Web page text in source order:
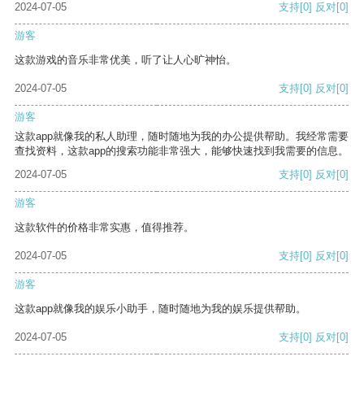
2024-07-05
支持[0] 反对[0]
游客
这款游戏的音乐非常优美，听了让人心旷神怡。
2024-07-05 支持[0] 反对[0]
游客
这款app就像我的私人助理，随时随地为我的办公提供帮助。我经常需要
查找资料，这款app的搜索功能非常强大，能够快速找到我需要的信息。
2024-07-05
支持[0] 反对[0]
游客
这款软件的价格非常实惠，值得推荐。
2024-07-05 支持[0] 反对[0]
游客
这款app就像我的娱乐小助手，随时随地为我的娱乐提供帮助。
2024-07-05 支持[0] 反对[0]